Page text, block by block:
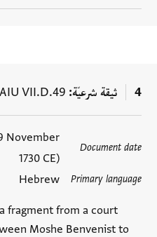
4 ثيقة شرعيّة AIU VII.D.49
Document date
November
1730 CE)
Primary language
Hebrew
fragment from a court
Moshe Benvenist to
العلامات